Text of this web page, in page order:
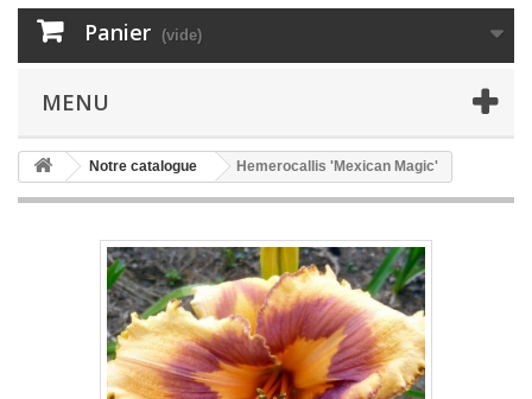
Panier (vide)
MENU
Notre catalogue Hemerocallis 'Mexican Magic'